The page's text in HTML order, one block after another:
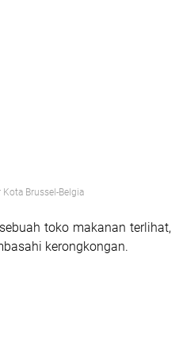
Brussel-Belgia
toko makanan terlihat,
kerongkongan.